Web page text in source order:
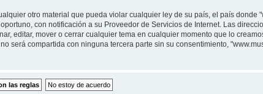
otro material que pueda violar cualquier ley de su país, el país donde
con notificación a su Proveedor de Servicios de Internet. Las
editar, mover o cerrar cualquier tema en cualquier momento que lo
compartida con ninguna tercera parte sin su consentimiento,